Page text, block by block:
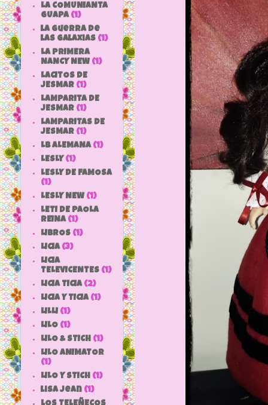
LA COMUNIANTA
GUAPA (1)
la guerra de
las galaxias (1)
LA PRIMERA
NANCY NEW (1)
LACITOS DE
JESMAR (1)
LAMPARITA DE
JESMAR (1)
LAMPARITAS DE
JESMAR (1)
LB ALEMANA (1)
LESLY (1)
LESLY DE FAMOSA
(1)
LESLY NEW (1)
LETI DE PAOLA
REINA (1)
LIBROS (1)
LICIA (3)
LICIA
TELEVICENTES (1)
LICIA TICIA (2)
LICIA Y TICIA (1)
LILLI (1)
LILO (1)
LILO & STICH (1)
LILO ANIMATOR
(1)
LILO Y STICH (1)
lisa jean (1)